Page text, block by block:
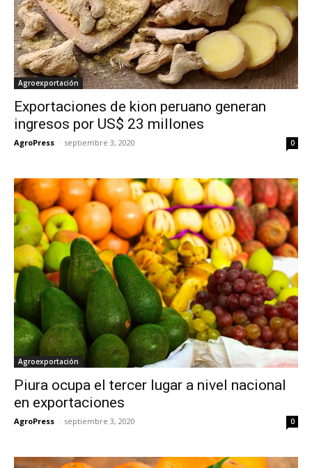
Agroexportación
Exportaciones de kion peruano generan
ingresos por US$ 23 millones
AgroPress - septiembre 3, 2020 0
Agroexportación
Piura ocupa el tercer lugar a nivel nacional
en exportaciones
AgroPress - septiembre 3, 2020 0